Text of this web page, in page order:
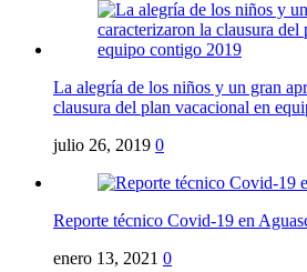
La alegría de los niños y un gran
clausura del plan vacacional en
julio 26, 2019 0
Reporte técnico Covid-19 en
enero 13, 2021 0